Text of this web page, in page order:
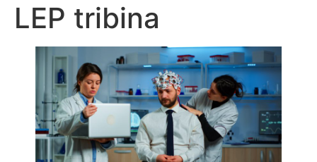
LEP tribina